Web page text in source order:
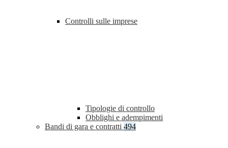
Controlli sulle imprese
Tipologie di controllo
Obblighi e adempimenti
Bandi di gara e contratti 494